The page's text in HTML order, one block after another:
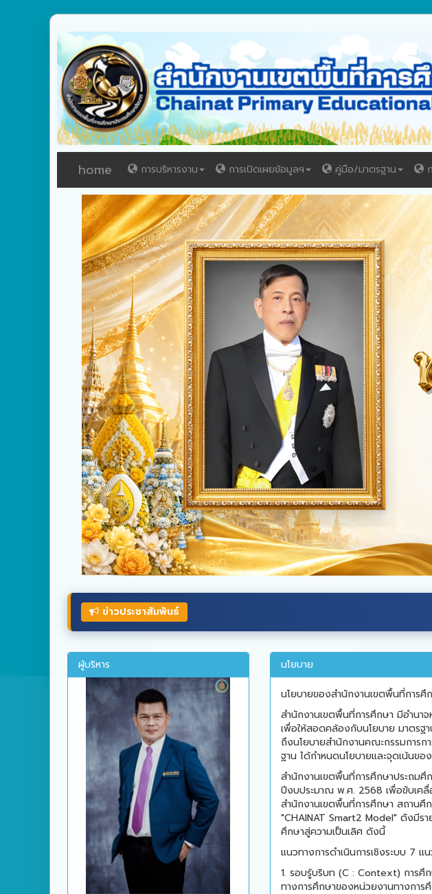
home การบริหารงาน การเปิดเผยข้อมูลฯ คู่มือ/มาตรฐาน
ข่าวประชาสัมพันธ์ ร่วมล
ผู้บริหาร นโยบาย
นโยบายของสำนักงานเขตพื้นที่การ
สำนักงานเขตพื้นที่การศึกษา มีอำนา
เพื่อให้สอดคล้องกับนโยบาย มาตร
ถึงนโยบายสำนักงานคณะกรรมการ
ฐาน ได้กำหนดนโยบายและจุดเน้นข
สำนักงานเขตพื้นที่การศึกษาประถมศึ
ปีงบประมาณ พ.ศ. 2568 เพื่อขับเค
สำนักงานเขตพื้นที่การศึกษา สถานศึ
"CHAINAT Smart2 Model" ดังมีร
ศึกษาสู่ความเป็นเลิศ ดังนี้
แนวทางการดำเนินการเชิงระบบ 7 แ
1. รอบรู้บริบท (C : Context) การ
ทางการศึกษาของหน่วยงานทางการ